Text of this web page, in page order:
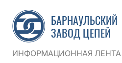
БАРНАУЛЬСКИЙ
ЗАВОД ЦЕПЕЙ
ИНФОРМАЦИОННАЯ ЛЕНТА